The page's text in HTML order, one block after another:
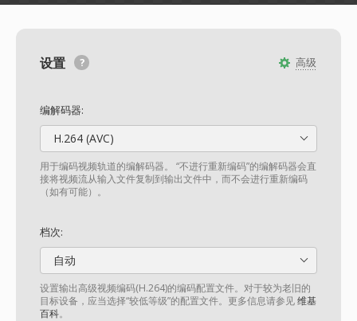
高级
设置
编解码器:
H.264 (AVC)
用于编码视频轨道的编解码器。 “不进行重新编码”的编解码器会直
接将视频流从输入文件复制到输出文件中，而不会进行重新编码
（如有可能）。
档次:
自动
设置输出高级视频编码(H.264)的编码配置文件。对于较为老旧的
目标设备，应当选择“较低等级”的配置文件。更多信息请参见维基
百科。